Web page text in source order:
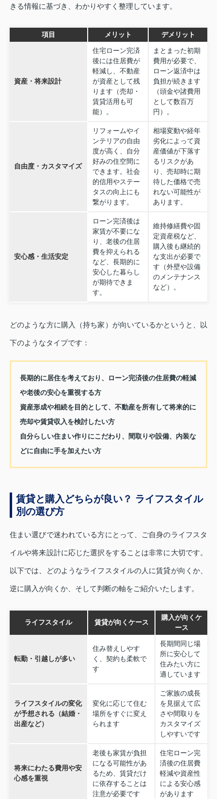
きる情報に基づき、わかりやすく整理しています。
項目 メリット デメリット
資産・将来設計
住宅ローン完済
後には住居費が
軽減し、不動産
が資産として残
ります（売却・
賃貸活用も可
能）。
まとまった初期
費用が必要で、
ローン返済中は
負担が続きます
（頭金や諸費用
として数百万
円）。
自由度・カスタマイズ
リフォームやイ
ンテリアの自由
度が高く、自分
好みの住空間に
できます。社会
的信用やステー
タスの向上にも
繋がります。
相場変動や経年
劣化によって資
産価値が下落す
るリスクがあ
り、売却時に期
待した価格で売
れない可能性が
あります。
安心感・生活安定
ローン完済後は
家賃が不要にな
り、老後の住居
費を抑えられる
など、長期的に
安心した暮らし
が期待できま
す。
維持修繕費や固
定資産税など、
購入後も継続的
な支出が必要で
す（外壁や設備
のメンテナンス
など）。
どのような方に購入（持ち家）が向いているかというと、以
下のようなタイプです：
長期的に居住を考えており、ローン完済後の住居費の軽減
や老後の安心を重視する方
資産形成や相続を目的として、不動産を所有して将来的に
売却や賃貸収入を検討したい方
自分らしい住まい作りにこだわり、間取りや設備、内装な
どに自由に手を加えたい方
賃貸と購入どちらが良い？ ライフスタイル
別の選び方
住まい選びで迷われている方にとって、ご自身のライフスタ
イルや将来設計に応じた選択をすることは非常に大切です。
以下では、どのようなライフスタイルの人に賃貸が向くか、
逆に購入が向くか、そして判断の軸をご紹介いたします。
ライフスタイル 賃貸が向くケース
購入が向くケ
ース
転勤・引越しが多い
住み替えしやす
く、契約も柔軟で
す
長期間同じ場
所に安心して
住みたい方に
適しています
ライフスタイルの変化
が予想される（結婚・
出産など）
変化に応じて住む
場所をすぐに変え
られます
ご家族の成長
を見据えて広
さや間取りを
カスタマイズ
しやすいです
将来にわたる費用や安
心感を重視
老後も家賃が負担
になる可能性があ
るため、賃貸だけ
に依存することは
注意が必要です
住宅ローン完
済後の住居費
軽減や資産性
による安心感
があります